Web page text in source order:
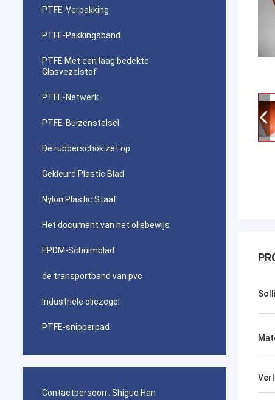
PTFE-Verpakking
PTFE-Pakkingsband
PTFE Met een laag bedekte
Glasvezelstof
PTFE-Netwerk
PTFE-Buizenstelsel
De rubberschok zet op
Gekleurd Plastic Blad
Nylon Plastic Staaf
Het document van het oliebewijs
EPDM-Schuimblad
de transportband van pvc
Industriële oliezegel
PTFE-snipperpad
Contactpersoon : Shiguo Han